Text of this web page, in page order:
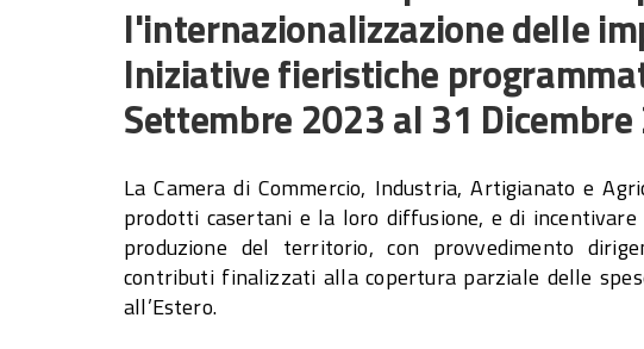
l'internazionalizzazione delle
Iniziative fieristiche
Settembre 2023 al 31
La Camera di Commercio, Industria, Artigianato e
prodotti casertani e la loro diffusione, e di
produzione del territorio, con provvedimento
contributi finalizzati alla copertura parziale delle
all’Estero.